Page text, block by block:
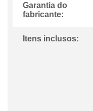
Garantia do
fabricante:
Itens inclusos: